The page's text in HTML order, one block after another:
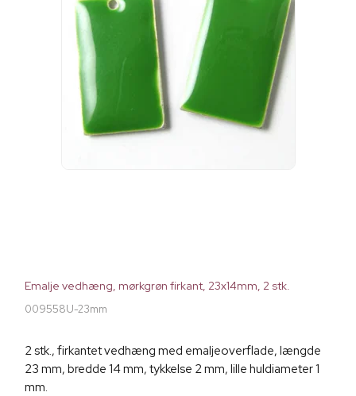
Emalje vedhæng, mørkgrøn firkant, 23x14mm, 2 stk.
009558U-23mm
2 stk., firkantet vedhæng med emaljeoverflade, længde
23 mm, bredde 14 mm, tykkelse 2 mm, lille huldiameter 1
mm.